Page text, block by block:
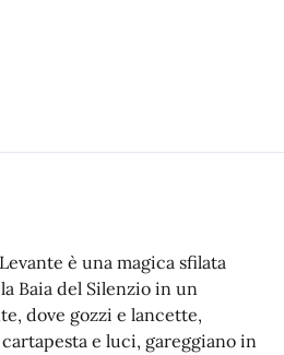
è una magica sfilata
Baia del Silenzio in un
dove gozzi e lancette,
e luci, gareggiano in